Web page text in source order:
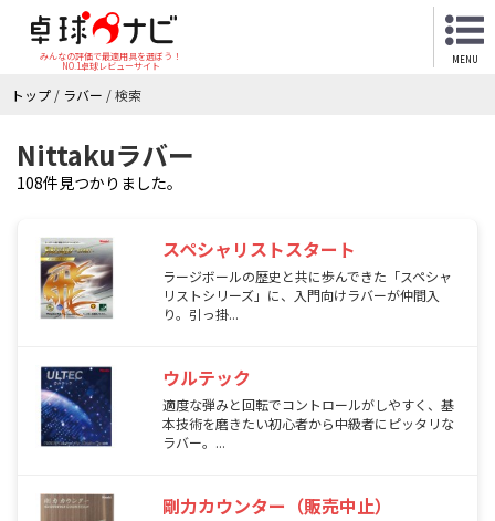
みんなの評価で最適用具を選ぼう！
NO.1卓球レビューサイト
MENU
トップ / ラバー /検索
Nittakuラバー
108件見つかりました。
スペシャリストスタート
ラージボールの歴史と共に歩んできた「スペシャ
リストシリーズ」に、入門向けラバーが仲間入
り。引っ掛...
ウルテック
適度な弾みと回転でコントロールがしやすく、基
本技術を磨きたい初心者から中級者にピッタリな
ラバー。...
剛力カウンター（販売中止）